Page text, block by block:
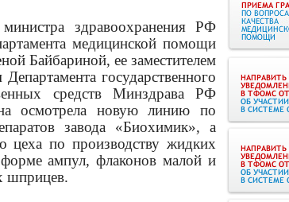
здравоохранения РФ
медицинской помощи
Байбариной, ее заместителем
государственного
средств Минздрава РФ
осмотрела новую линию по
завода «Биохимик», а
цеха по производству жидких
форме ампул, флаконов малой и
шприцев.